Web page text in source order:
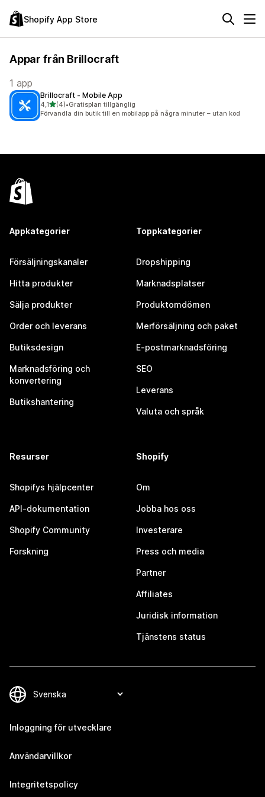
Shopify App Store
Appar från Brillocraft
1 app
Brillocraft ‑ Mobile App
4,1av 5 stjärnor
(4)
4 recensioner totalt
•Gratisplan tillgänglig
Förvandla din butik till en mobilapp på några minuter – utan kod
Appkategorier
Försäljningskanaler
Hitta produkter
Sälja produkter
Order och leverans
Butiksdesign
Marknadsföring och
konvertering
Butikshantering
Toppkategorier
Dropshipping
Marknadsplatser
Produktomdömen
Merförsäljning och paket
E-postmarknadsföring
SEO
Leverans
Valuta och språk
Resurser
Shopifys hjälpcenter
API-dokumentation
Shopify Community
Forskning
Shopify
Om
Jobba hos oss
Investerare
Press och media
Partner
Affiliates
Juridisk information
Tjänstens status
Inloggning för utvecklare
Användarvillkor
Integritetspolicy